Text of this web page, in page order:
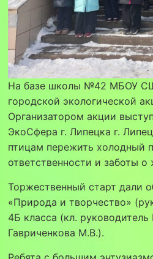
На базе школы №42 МБОУ
городской экологической
Организатором акции
ЭкоСфера г. Липецка г.
птицам пережить холодный
ответственности и заботы
Торжественный старт дали
«Природа и творчество»
4Б класса (кл.
Гавриченкова М.В.).